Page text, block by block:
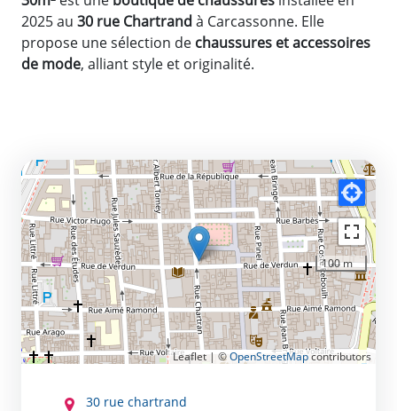
2025 au 30 rue Chartrand à Carcassonne. Elle
propose une sélection de chaussures et accessoires
de mode, alliant style et originalité.
100 m
Leaflet | ©OpenStreetMapcontributors
30 rue chartrand